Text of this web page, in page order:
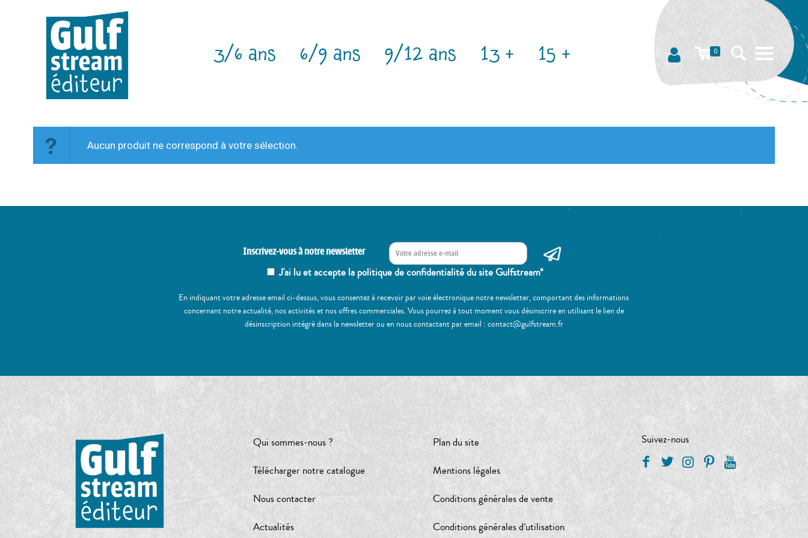
3/6 ans 6/9 ans 9/12 ans 13 + 15 + 0
Aucun produit ne correspond à votre sélection.
Inscrivez-vous à notre newsletter
J'ai lu et accepte la politique de confidentialité du site Gulfstream*
En indiquant votre adresse email ci-dessus, vous consentez à recevoir par voie électronique notre newsletter, comportant des informations
concernant notre actualité, nos activités et nos offres commerciales. Vous pourrez à tout moment vous désinscrire en utilisant le lien de
désinscription intégré dans la newsletter ou en nous contactant par email : contact@gulfstream.fr
Qui sommes-nous ?
Télécharger notre catalogue
Nous contacter
Actualités
Plan du site
Mentions légales
Conditions générales de vente
Conditions générales d’utilisation
Suivez-nous